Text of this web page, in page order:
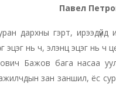
Павел
дархны гэрт,
эцэг нь ч, элэнц эцэг нь ч
Бажов бага насаа
зан заншил, ёс